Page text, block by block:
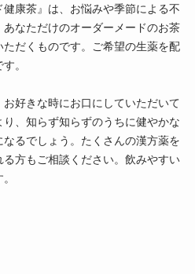
康茶』は、お悩みや季節による不
なただけのオーダーメードのお茶
だくものです。ご希望の生薬を配
。
好きな時にお口にしていただいて
、知らず知らずのうちに健やかな
るでしょう。たくさんの漢方薬を
方もご相談ください。飲みやすい